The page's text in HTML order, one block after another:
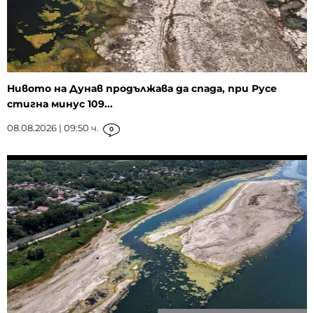
Нивото на Дунав продължава да спада, при Русе
стигна минус 109...
08.08.2026 | 09:50 ч. 0